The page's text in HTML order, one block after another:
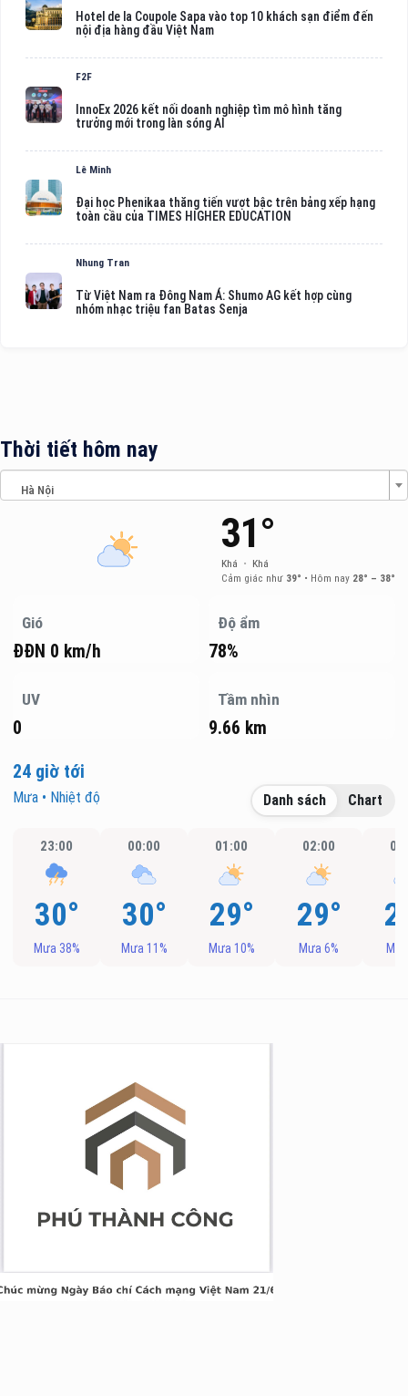
Hotel de la Coupole Sapa vào top 10 khách sạn điểm đến
nội địa hàng đầu Việt Nam
F2F
InnoEx 2026 kết nối doanh nghiệp tìm mô hình tăng
trưởng mới trong làn sóng AI
Lê Minh
Đại học Phenikaa thăng tiến vượt bậc trên bảng xếp hạng
toàn cầu của TIMES HIGHER EDUCATION
Nhung Tran
Từ Việt Nam ra Đông Nam Á: Shumo AG kết hợp cùng
nhóm nhạc triệu fan Batas Senja
Thời tiết hôm nay
Hà Nội
31°
Khá • Khá
Cảm giác như 39° • Hôm nay 28° – 38°
Gió
ĐĐN 0 km/h
Độ ẩm
78%
UV
0
Tầm nhìn
9.66 km
24 giờ tới
Mưa • Nhiệt độ Danh sách Chart
23:00
30°
Mưa 38%
00:00
30°
Mưa 11%
01:00
29°
Mưa 10%
02:00
29°
Mưa 6%